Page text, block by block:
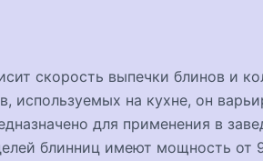
скорость выпечки блинов и
используемых на кухне, он
для применения в
блинниц имеют мощность от